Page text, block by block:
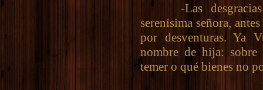
-Las desgracias
serenísima señora,
por desventuras. Ya
nombre de hija: sobre
temer o qué bienes no